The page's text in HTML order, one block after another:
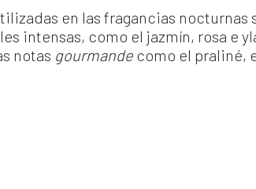
en las fragancias
intensas, como el jazmín, rosa e
notas gourmande como el praliné,